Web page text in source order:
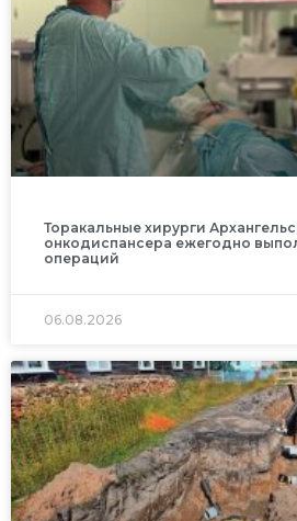
Торакальные хирурги
онкодиспансера ежегодно
операций
06.08.2026